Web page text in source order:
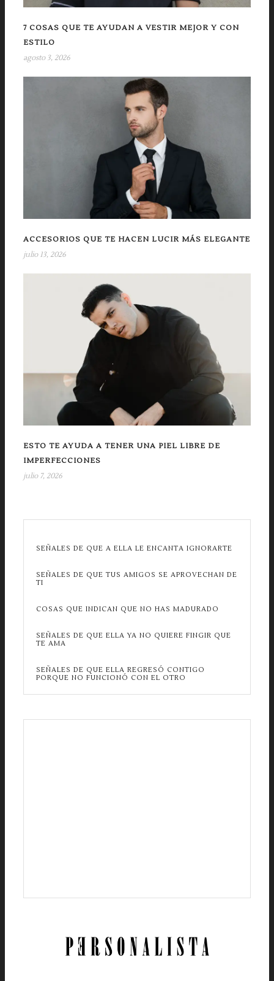
7 COSAS QUE TE AYUDAN A VESTIR MEJOR Y CON
ESTILO
agosto 3, 2026
ACCESORIOS QUE TE HACEN LUCIR MÁS ELEGANTE
julio 13, 2026
ESTO TE AYUDA A TENER UNA PIEL LIBRE DE
IMPERFECCIONES
julio 7, 2026
SEÑALES DE QUE A ELLA LE ENCANTA IGNORARTE
SEÑALES DE QUE TUS AMIGOS SE APROVECHAN DE
TI
COSAS QUE INDICAN QUE NO HAS MADURADO
SEÑALES DE QUE ELLA YA NO QUIERE FINGIR QUE
TE AMA
SEÑALES DE QUE ELLA REGRESÓ CONTIGO
PORQUE NO FUNCIONÓ CON EL OTRO